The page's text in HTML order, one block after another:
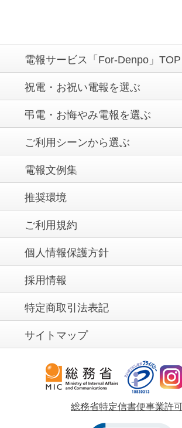
電報サービス「For-Denpo」TOP
祝電・お祝い電報を選ぶ
弔電・お悔やみ電報を選ぶ
ご利用シーンから選ぶ
電報文例集
推奨環境
ご利用規約
個人情報保護方針
採用情報
特定商取引法表記
サイトマップ
総務省特定信書便事業許